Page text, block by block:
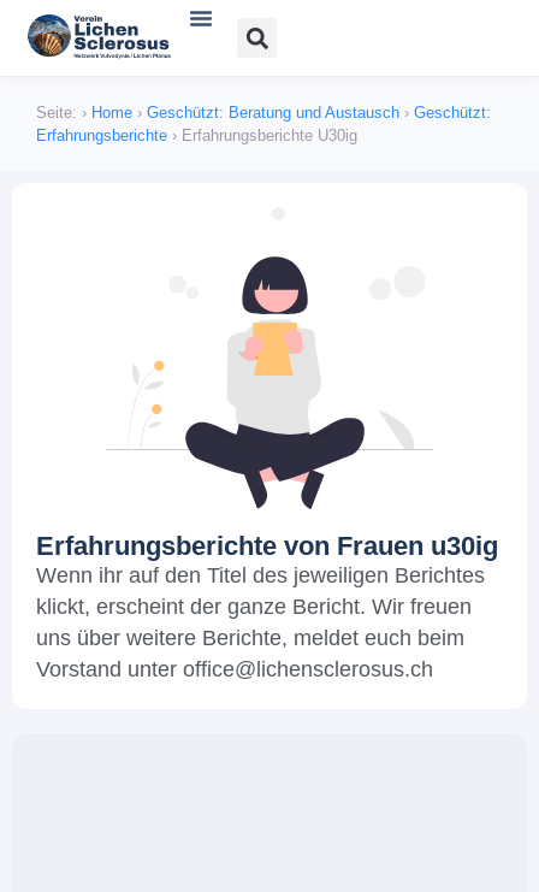
Seite: › Home › Geschützt: Beratung und Austausch › Geschützt:
Erfahrungsberichte › Erfahrungsberichte U30ig
Erfahrungsberichte von Frauen u30ig
Wenn ihr auf den Titel des jeweiligen Berichtes
klickt, erscheint der ganze Bericht. Wir freuen
uns über weitere Berichte, meldet euch beim
Vorstand unter office@lichensclerosus.ch